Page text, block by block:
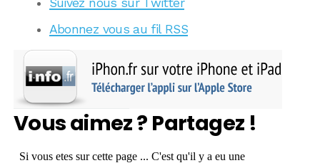
Abonnez vous au fil RSS
Vous aimez ? Partagez !